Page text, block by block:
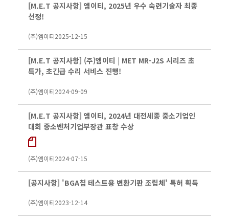
[M.E.T 공지사항] 엠이티, 2025년 우수 숙련기술자 최종
선정!
(주)엠이티2025-12-15
[M.E.T 공지사항] (주)엠이티 | MET MR-J2S 시리즈 초
특가, 초긴급 수리 서비스 진행!
(주)엠이티2024-09-09
[M.E.T 공지사항] 엠이티, 2024년 대전세종 중소기업인
대회 중소벤처기업부장관 표창 수상
(주)엠이티2024-07-15
[공지사항] 'BGA칩 테스트용 변환기판 조립체' 특허 획득
(주)엠이티2023-12-14